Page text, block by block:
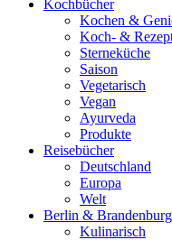
Kochbücher
Kochen &
Koch- &
Sterneküche
Saison
Vegetarisch
Vegan
Ayurveda
Produkte
Reisebücher
Deutschland
Europa
Welt
Berlin & Brandenburg
Kulinarisch